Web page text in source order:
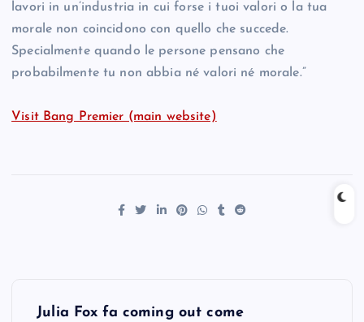
lavori in un’industria in cui forse i tuoi valori o la tua
morale non coincidono con quello che succede.
Specialmente quando le persone pensano che
probabilmente tu non abbia né valori né morale.”
Visit Bang Premier (main website)
Julia Fox fa coming out come